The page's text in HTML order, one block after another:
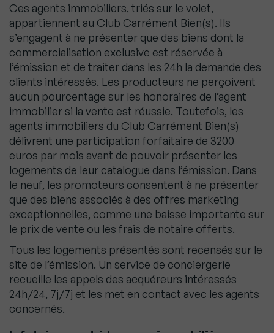
Ces agents immobiliers, triés sur le volet,
appartiennent au Club Carrément Bien(s). Ils
s’engagent à ne présenter que des biens dont la
commercialisation exclusive est réservée à
l’émission et de traiter dans les 24h la demande des
clients intéressés. Les producteurs ne perçoivent
aucun pourcentage sur les honoraires de l’agent
immobilier si la vente est réussie. Toutefois, les
agents immobiliers du Club Carrément Bien(s)
délivrent une participation forfaitaire de 3200
euros par mois avant de pouvoir présenter les
logements de leur catalogue dans l’émission. Dans
le neuf, les promoteurs consentent à ne présenter
que des biens associés à des offres marketing
exceptionnelles, comme une baisse importante sur
le prix de vente ou les frais de notaire offerts.
Tous les logements présentés sont recensés sur le
site de l’émission. Un service de conciergerie
recueille les appels des acquéreurs intéressés
24h/24, 7j/7j et les met en contact avec les agents
concernés.